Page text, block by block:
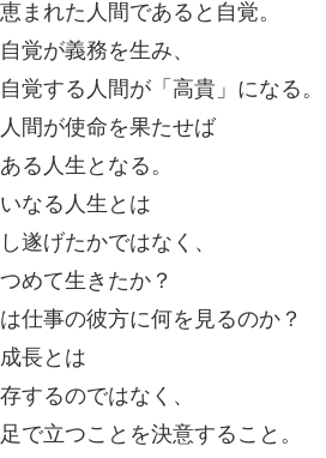
まれた人間であると自覚。
覚が義務を生み、
覚する人間が「高貴」になる。
間が使命を果たせば
る人生となる。
なる人生とは
遂げたかではなく、
めて生きたか？
仕事の彼方に何を見るのか？
長とは
するのではなく、
で立つことを決意すること。